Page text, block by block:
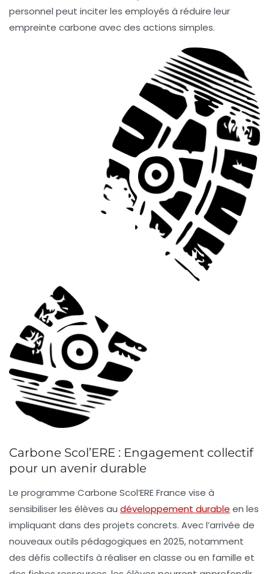
personnel peut inciter les employés à réduire leur
empreinte carbone avec des actions simples.
Carbone Scol’ERE : Engagement collectif
pour un avenir durable
Le programme Carbone Scol’ERE France vise à
sensibiliserles élèves au développement durable en les
impliquant dans des projets concrets. Avec l’arrivée de
nouveaux outils pédagogiques en 2025, notamment
des défis collectifs à réaliser en classe ou en famille et